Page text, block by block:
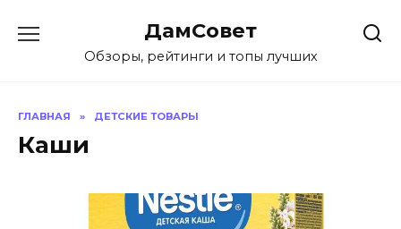
содержанию
ДамСовет
Обзоры, рейтинги и топы лучших
ГЛАВНАЯ » ДЕТСКИЕ ТОВАРЫ
Каши